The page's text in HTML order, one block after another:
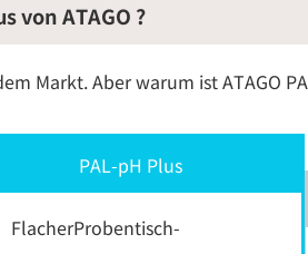
von ATAGO ?
Markt. Aber warum ist ATAGO
PAL-pH Plus
FlacherProbentisch-